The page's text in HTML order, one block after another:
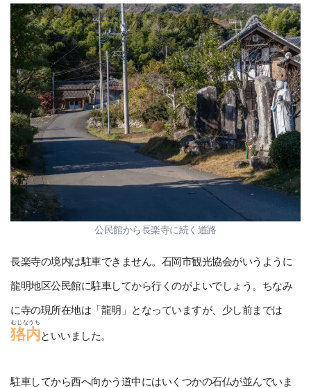
公民館から長楽寺に続く道路
長楽寺の境内は駐車できません。石岡市観光協会がいうように
龍明地区公民館に駐車してから行くのがよいでしょう。ちなみ
に寺の現所在地は「龍明」となっていますが、少し前までは
狢内
むじなうち
といいました。
駐車してから西へ向かう道中にはいくつかの石仏が並んでいま